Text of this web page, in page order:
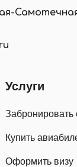
Услуги
Забронировать
Купить
Оформить визу